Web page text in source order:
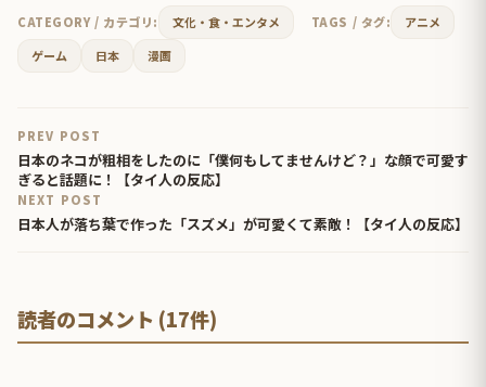
CATEGORY / カテゴリ: 文化・食・エンタメ TAGS / タグ:
アニメ
ゲーム
日本 漫画
PREV POST
日本のネコが粗相をしたのに「僕何もしてませんけど？」な顔で可愛す
ぎると話題に！【タイ人の反応】
NEXT POST
日本人が落ち葉で作った「スズメ」が可愛くて素敵！【タイ人の反応】
読者のコメント (17件)